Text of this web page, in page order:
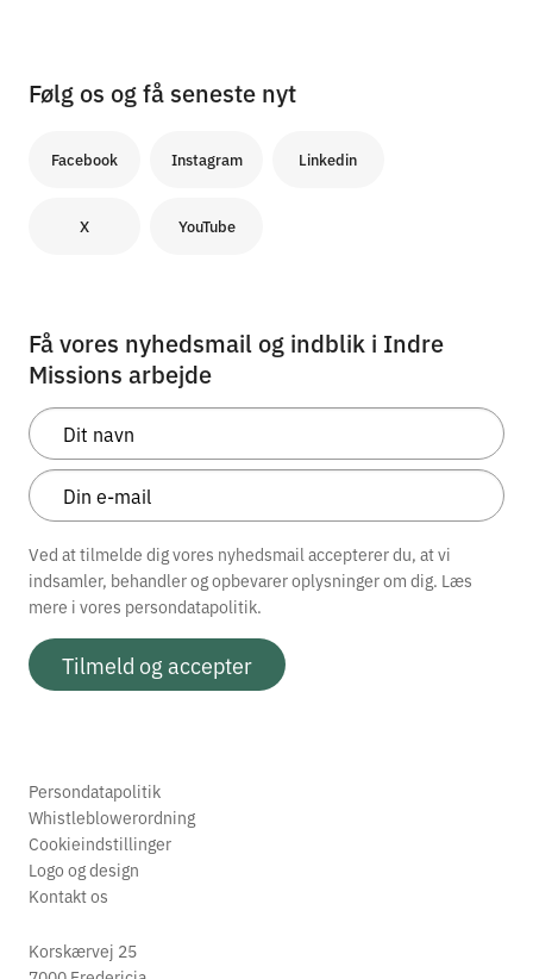
Følg os og få seneste nyt
Facebook Instagram Linkedin
X YouTube
Få vores nyhedsmail og indblik i Indre
Missions arbejde
Ved at tilmelde dig vores nyhedsmail accepterer du, at vi
indsamler, behandler og opbevarer oplysninger om dig. Læs
mere i vores persondatapolitik.
Tilmeld og accepter
Persondatapolitik
Whistleblowerordning
Cookieindstillinger
Logo og design
Kontakt os
Korskærvej 25